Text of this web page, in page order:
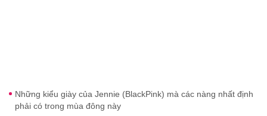
Những kiểu giày của Jennie (BlackPink) mà các nàng nhất định
phải có trong mùa đông này